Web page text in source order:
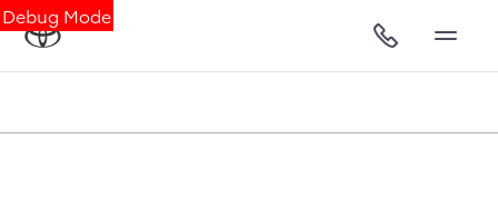
Debug Mode